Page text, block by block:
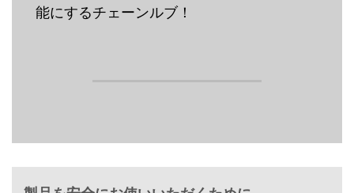
能にするチェーンルブ！